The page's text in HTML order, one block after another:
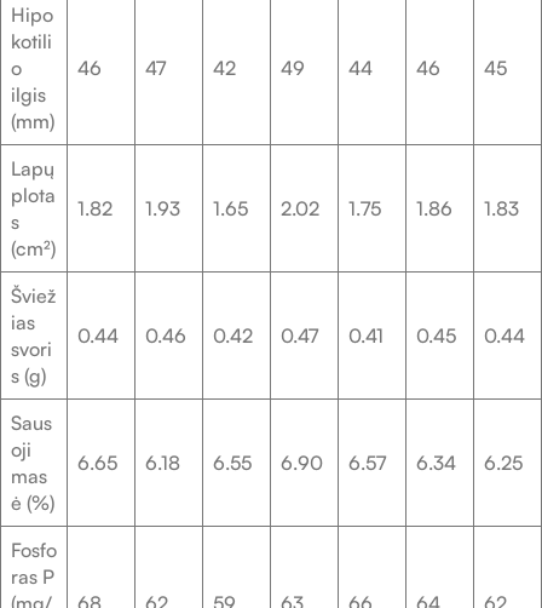
Hipo
kotili
o
ilgis
(mm)
46 47 42 49 44 46 45
Lapų
plota
s
(cm²)
1.82 1.93 1.65 2.02 1.75 1.86 1.83
Šviež
ias
svori
s (g)
0.44 0.46 0.42 0.47 0.41 0.45 0.44
Saus
oji
mas
ė (%)
6.65 6.18 6.55 6.90 6.57 6.34 6.25
Fosfo
ras P
(mg/
68 62 59 63 66 64 62